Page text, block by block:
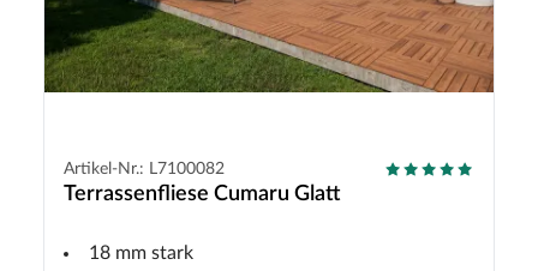
Artikel-Nr.: L7100082
Terrassenfliese Cumaru Glatt
18 mm stark